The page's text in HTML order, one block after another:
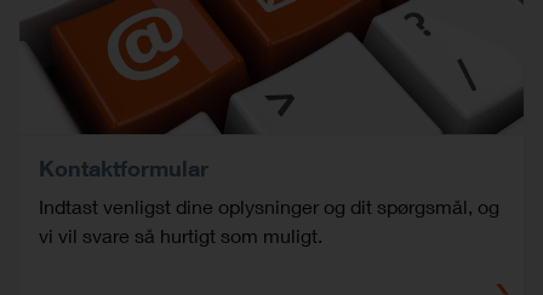
Kontaktformular
Indtast venligst dine oplysninger og dit spørgsmål, og
vi vil svare så hurtigt som muligt.